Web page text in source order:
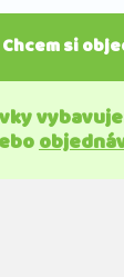
Chcem si